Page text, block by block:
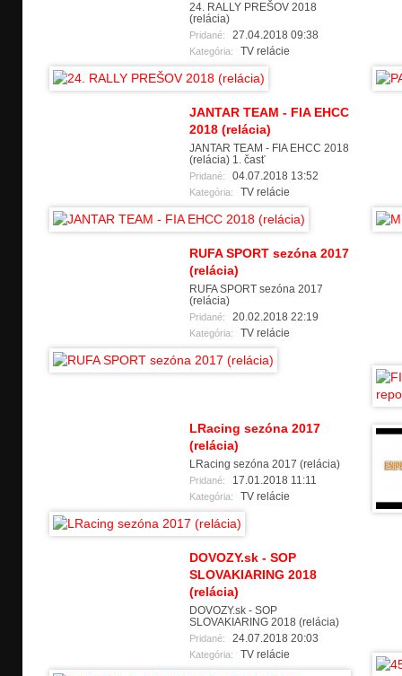
24. RALLY PREŠOV 2018
(relácia)
Pridané: 27.04.2018 09:38
Kategória: TV relácie
JANTAR TEAM - FIA EHCC
2018 (relácia)
JANTAR TEAM - FIA EHCC 2018
(relácia) 1. časť
Pridané: 04.07.2018 13:52
Kategória: TV relácie
RUFA SPORT sezóna 2017
(relácia)
RUFA SPORT sezóna 2017
(relácia)
Pridané: 20.02.2018 22:19
Kategória: TV relácie
LRacing sezóna 2017
(relácia)
LRacing sezóna 2017 (relácia)
Pridané: 17.01.2018 11:11
Kategória: TV relácie
DOVOZY.sk - SOP
SLOVAKIARING 2018
(relácia)
DOVOZY.sk - SOP
SLOVAKIARING 2018 (relácia)
Pridané: 24.07.2018 20:03
Kategória: TV relácie